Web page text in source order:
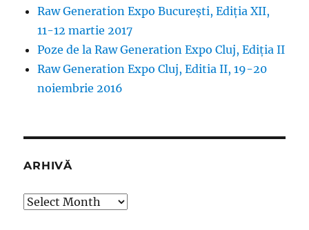
Raw Generation Expo București, Ediția XII,
11-12 martie 2017
Poze de la Raw Generation Expo Cluj, Ediția II
Raw Generation Expo Cluj, Editia II, 19-20
noiembrie 2016
ARHIVĂ
Arhivă